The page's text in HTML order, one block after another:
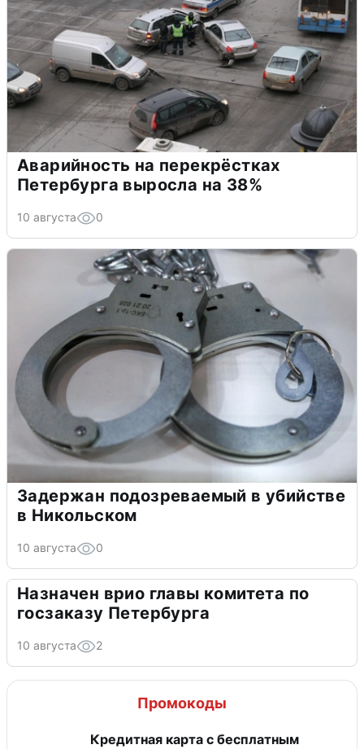
Аварийность на перекрёстках
Петербурга выросла на 38%
10 августа 0
Задержан подозреваемый в убийстве
в Никольском
10 августа 0
Назначен врио главы комитета по
госзаказу Петербурга
10 августа 2
Промокоды
Кредитная карта с бесплатным